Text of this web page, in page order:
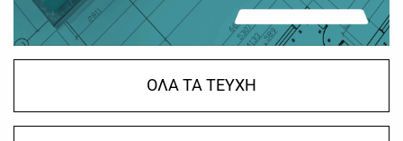
ΟΛΑ ΤΑ ΤΕΥΧΗ